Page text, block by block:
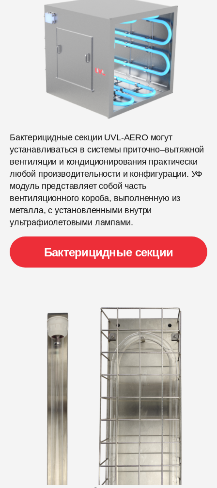
Бактерицидные секции UVL-AERO могут
устанавливаться в системы приточно–вытяжной
вентиляции и кондиционирования практически
любой производительности и конфигурации. УФ
модуль представляет собой часть
вентиляционного короба, выполненную из
металла, с установленными внутри
ультрафиолетовыми лампами.
Бактерицидные секции